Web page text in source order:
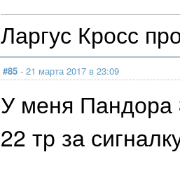
Ларгус Кросс
#85 - 21 марта 2017 в 23:09
У меня Пандора
22 тр за